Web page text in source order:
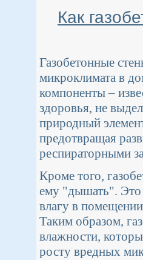
Как
Газобетонные
микроклимата в
компоненты –
здоровья, не
природный
предотвращая
респираторными
Кроме того,
ему "дышать". Это
влагу в
Таким образом,
влажности,
росту вредных